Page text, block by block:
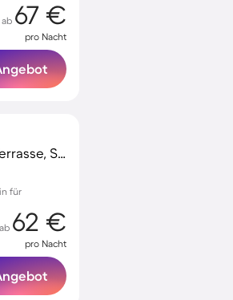
ab 67 €
pro Nacht
Kinderfreundliches tolles Ferienhaus mit Terrasse, Sauna und Garten
für
ab 62 €
pro Nacht